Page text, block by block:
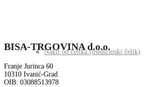
Nakit od čelika (medicinski čelik)
BISA-TRGOVINA d.o.o.
Franje Jurinca 60
10310 Ivanić-Grad
OIB: 03088513978